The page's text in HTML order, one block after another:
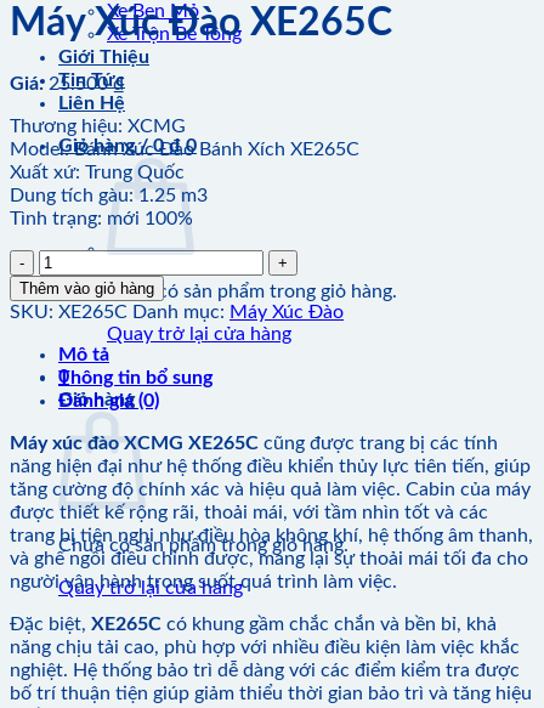
Xe Ben Mỏ
Xe Trộn Bê Tông
Giới Thiệu
Tin Tức
Liên Hệ
Giỏ hàng /0₫ 0
Chưa có sản phẩm trong giỏ hàng.
Quay trở lại cửa hàng
0
Giỏ hàng
Chưa có sản phẩm trong giỏ hàng.
Quay trở lại cửa hàng
Máy Xúc Đào XE265C
Giá: 25.500₫
Thương hiệu: XCMG
Model: Bánh Xúc Đào Bánh Xích XE265C
Xuất xứ: Trung Quốc
Dung tích gàu: 1.25 m3
Tình trạng: mới 100%
Máy
Xúc
Đào
số
lượng
Thêm vào giỏ hàng
SKU: XE265C Danh mục: Máy Xúc Đào
Mô tả
Thông tin bổ sung
Đánh giá (0)
Máy xúc đào XCMG XE265C cũng được trang bị các tính
năng hiện đại như hệ thống điều khiển thủy lực tiên tiến, giúp
tăng cường độ chính xác và hiệu quả làm việc. Cabin của máy
được thiết kế rộng rãi, thoải mái, với tầm nhìn tốt và các
trang bị tiện nghi như điều hòa không khí, hệ thống âm thanh,
và ghế ngồi điều chỉnh được, mang lại sự thoải mái tối đa cho
người vận hành trong suốt quá trình làm việc.
Đặc biệt, XE265C có khung gầm chắc chắn và bền bỉ, khả
năng chịu tải cao, phù hợp với nhiều điều kiện làm việc khắc
nghiệt. Hệ thống bảo trì dễ dàng với các điểm kiểm tra được
bố trí thuận tiện giúp giảm thiểu thời gian bảo trì và tăng hiệu